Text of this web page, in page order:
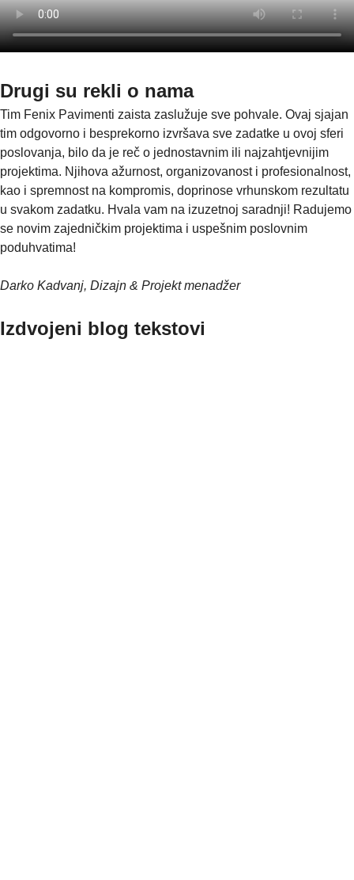
Drugi su rekli o nama
Tim Fenix Pavimenti zaista zaslužuje sve pohvale. Ovaj sjajan
tim odgovorno i besprekorno izvršava sve zadatke u ovoj sferi
poslovanja, bilo da je reč o jednostavnim ili najzahtjevnijim
projektima. Njihova ažurnost, organizovanost i profesionalnost,
kao i spremnost na kompromis, doprinose vrhunskom rezultatu
u svakom zadatku. Hvala vam na izuzetnoj saradnji! Radujemo
se novim zajedničkim projektima i uspešnim poslovnim
poduhvatima!
Darko Kadvanj, Dizajn & Projekt menadžer
Izdvojeni blog tekstovi